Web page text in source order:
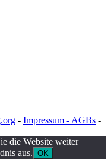
- Impressum - AGBs -
die Website weiter
aus. OK